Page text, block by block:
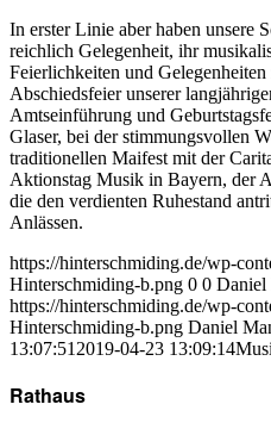
In erster Linie aber haben unsere
reichlich Gelegenheit, ihr
Feierlichkeiten und
Abschiedsfeier unserer
Amtseinführung und
Glaser, bei der stimmungsvollen
traditionellen Maifest mit der
Aktionstag Musik in Bayern, der
die den verdienten Ruhestand
Anlässen.
https://hinterschmiding.de/wp-
Hinterschmiding-b.png 0 0 Daniel
https://hinterschmiding.de/wp-
Hinterschmiding-b.png Daniel
13:07:51 2019-04-23 13:09:14
Rathaus